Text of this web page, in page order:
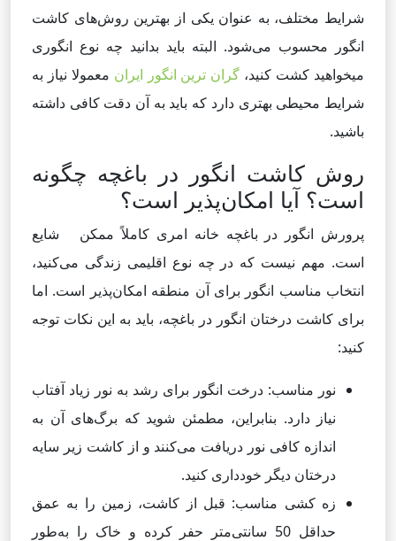
شرایط مختلف، به عنوان یکی از بهترین روش‌های کاشت
انگور محسوب می‌شود. البته باید بدانید چه نوع انگوری
میخواهید کشت کنید، گران ترین انگور ایران معمولا نیاز به
شرایط محیطی بهتری دارد که باید به آن دقت کافی داشته
باشید.
روش کاشت انگور در باغچه چگونه
است؟ آیا امکان‌پذیر است؟
پرورش انگور در باغچه خانه امری کاملاً ممکن شایع
است. مهم نیست که در چه نوع اقلیمی زندگی می‌کنید،
انتخاب مناسب انگور برای آن منطقه امکان‌پذیر است. اما
برای کاشت درختان انگور در باغچه، باید به این نکات توجه
کنید:
نور مناسب: درخت انگور برای رشد به نور زیاد آفتاب
نیاز دارد. بنابراین، مطمئن شوید که برگ‌های آن به
اندازه کافی نور دریافت می‌کنند و از کاشت زیر سایه
درختان دیگر خودداری کنید.
زه کشی مناسب: قبل از کاشت، زمین را به عمق
حداقل 50 سانتی‌متر حفر کرده و خاک را به‌طور